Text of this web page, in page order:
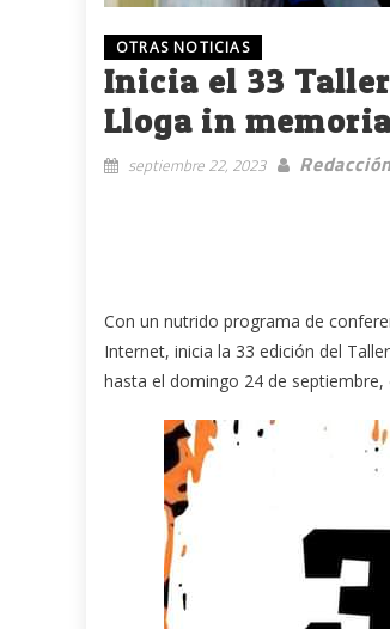
OTRAS NOTICIAS
Inicia el 33
Lloga in
septiembre 22, 2023
Con un nutrido programa de
Internet, inicia la 33 edición del
hasta el domingo 24 de septiembre,